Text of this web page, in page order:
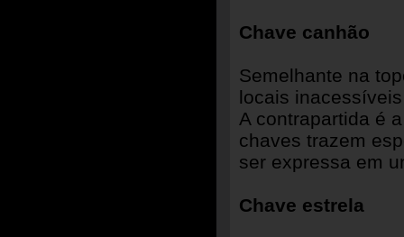
Chave canhão
Semelhante na
locais
A contrapartida é
chaves trazem
ser expressa em
Chave estrela